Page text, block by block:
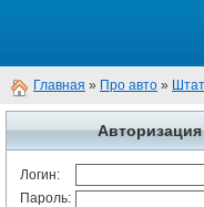
Главная » Про авто »
Авторизация
Логин:
Пароль: